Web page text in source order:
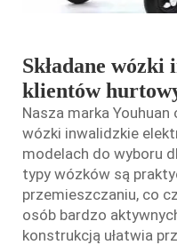
Składane
klientów
Nasza marka Youhuan
wózki inwalidzkie
modelach do wyboru
typy wózków są
przemieszczaniu, co
osób bardzo
konstrukcją ułatwia